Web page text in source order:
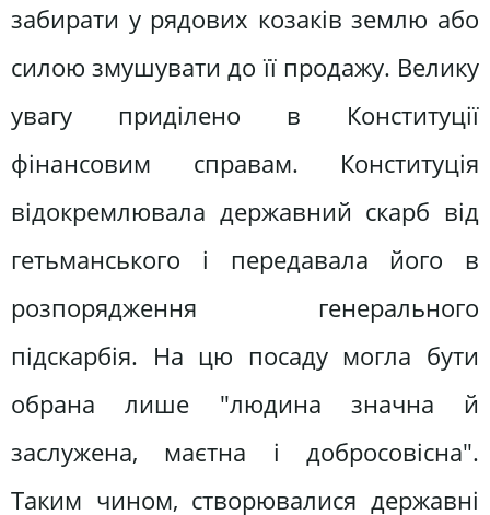
забирати у рядових козаків землю або
силою змушувати до її продажу. Велику
увагу приділено в Конституції
фінансовим справам. Конституція
відокремлювала державний скарб від
гетьманського і передавала його в
розпорядження генерального
підскарбія. На цю посаду могла бути
обрана лише "людина значна й
заслужена, маєтна і добросовісна".
Таким чином, створювалися державні